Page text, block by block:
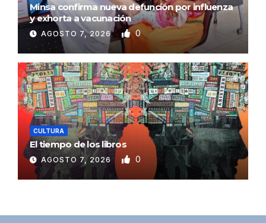
Minsa confirma nueva defunción por influenza
y exhorta a vacunación
AGOSTO 7, 2026 0
CULTURA
El tiempo de los libros
AGOSTO 7, 2026 0